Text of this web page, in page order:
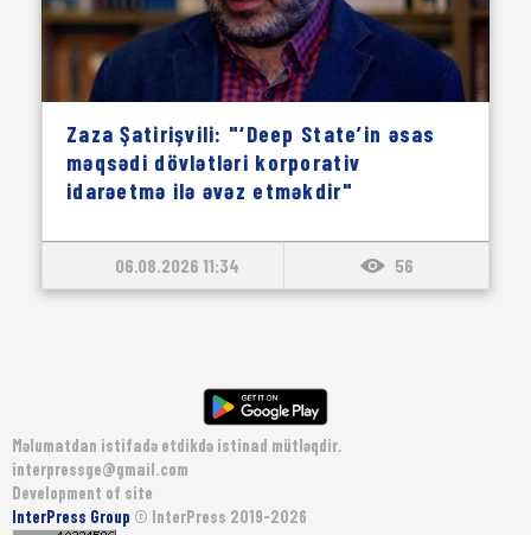
Zaza Şatirişvili: "‘Deep State’in əsas
məqsədi dövlətləri korporativ
idarəetmə ilə əvəz etməkdir"
06.08.2026 11:34 56
Məlumatdan istifadə etdikdə istinad mütləqdir.
interpressge@gmail.com
Development of site
InterPress Group © InterPress 2019-2026